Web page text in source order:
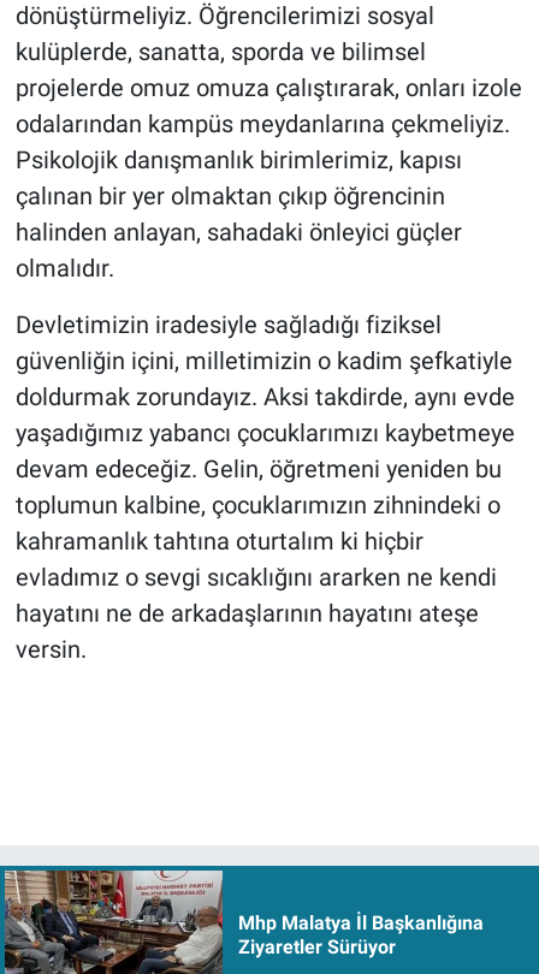
dönüştürmeliyiz. Öğrencilerimizi sosyal
kulüplerde, sanatta, sporda ve bilimsel
projelerde omuz omuza çalıştırarak, onları izole
odalarından kampüs meydanlarına çekmeliyiz.
Psikolojik danışmanlık birimlerimiz, kapısı
çalınan bir yer olmaktan çıkıp öğrencinin
halinden anlayan, sahadaki önleyici güçler
olmalıdır.
Devletimizin iradesiyle sağladığı fiziksel
güvenliğin içini, milletimizin o kadim şefkatiyle
doldurmak zorundayız. Aksi takdirde, aynı evde
yaşadığımız yabancı çocuklarımızı kaybetmeye
devam edeceğiz. Gelin, öğretmeni yeniden bu
toplumun kalbine, çocuklarımızın zihnindeki o
kahramanlık tahtına oturtalım ki hiçbir
evladımız o sevgi sıcaklığını ararken ne kendi
hayatını ne de arkadaşlarının hayatını ateşe
versin.
Mhp Malatya İl Başkanlığına
Ziyaretler Sürüyor